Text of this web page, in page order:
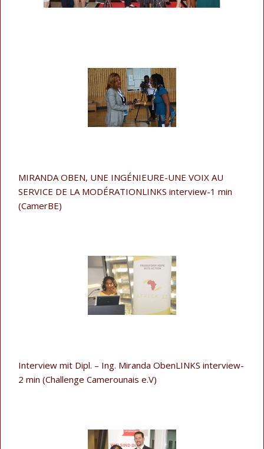
MIRANDA OBEN, UNE INGÉNIEURE-UNE VOIX AU
SERVICE DE LA MODÉRATIONLINKS interview-1 min
(CamerBE)
Interview mit Dipl. – Ing. Miranda ObenLINKS interview-
2 min (Challenge Camerounais e.V)